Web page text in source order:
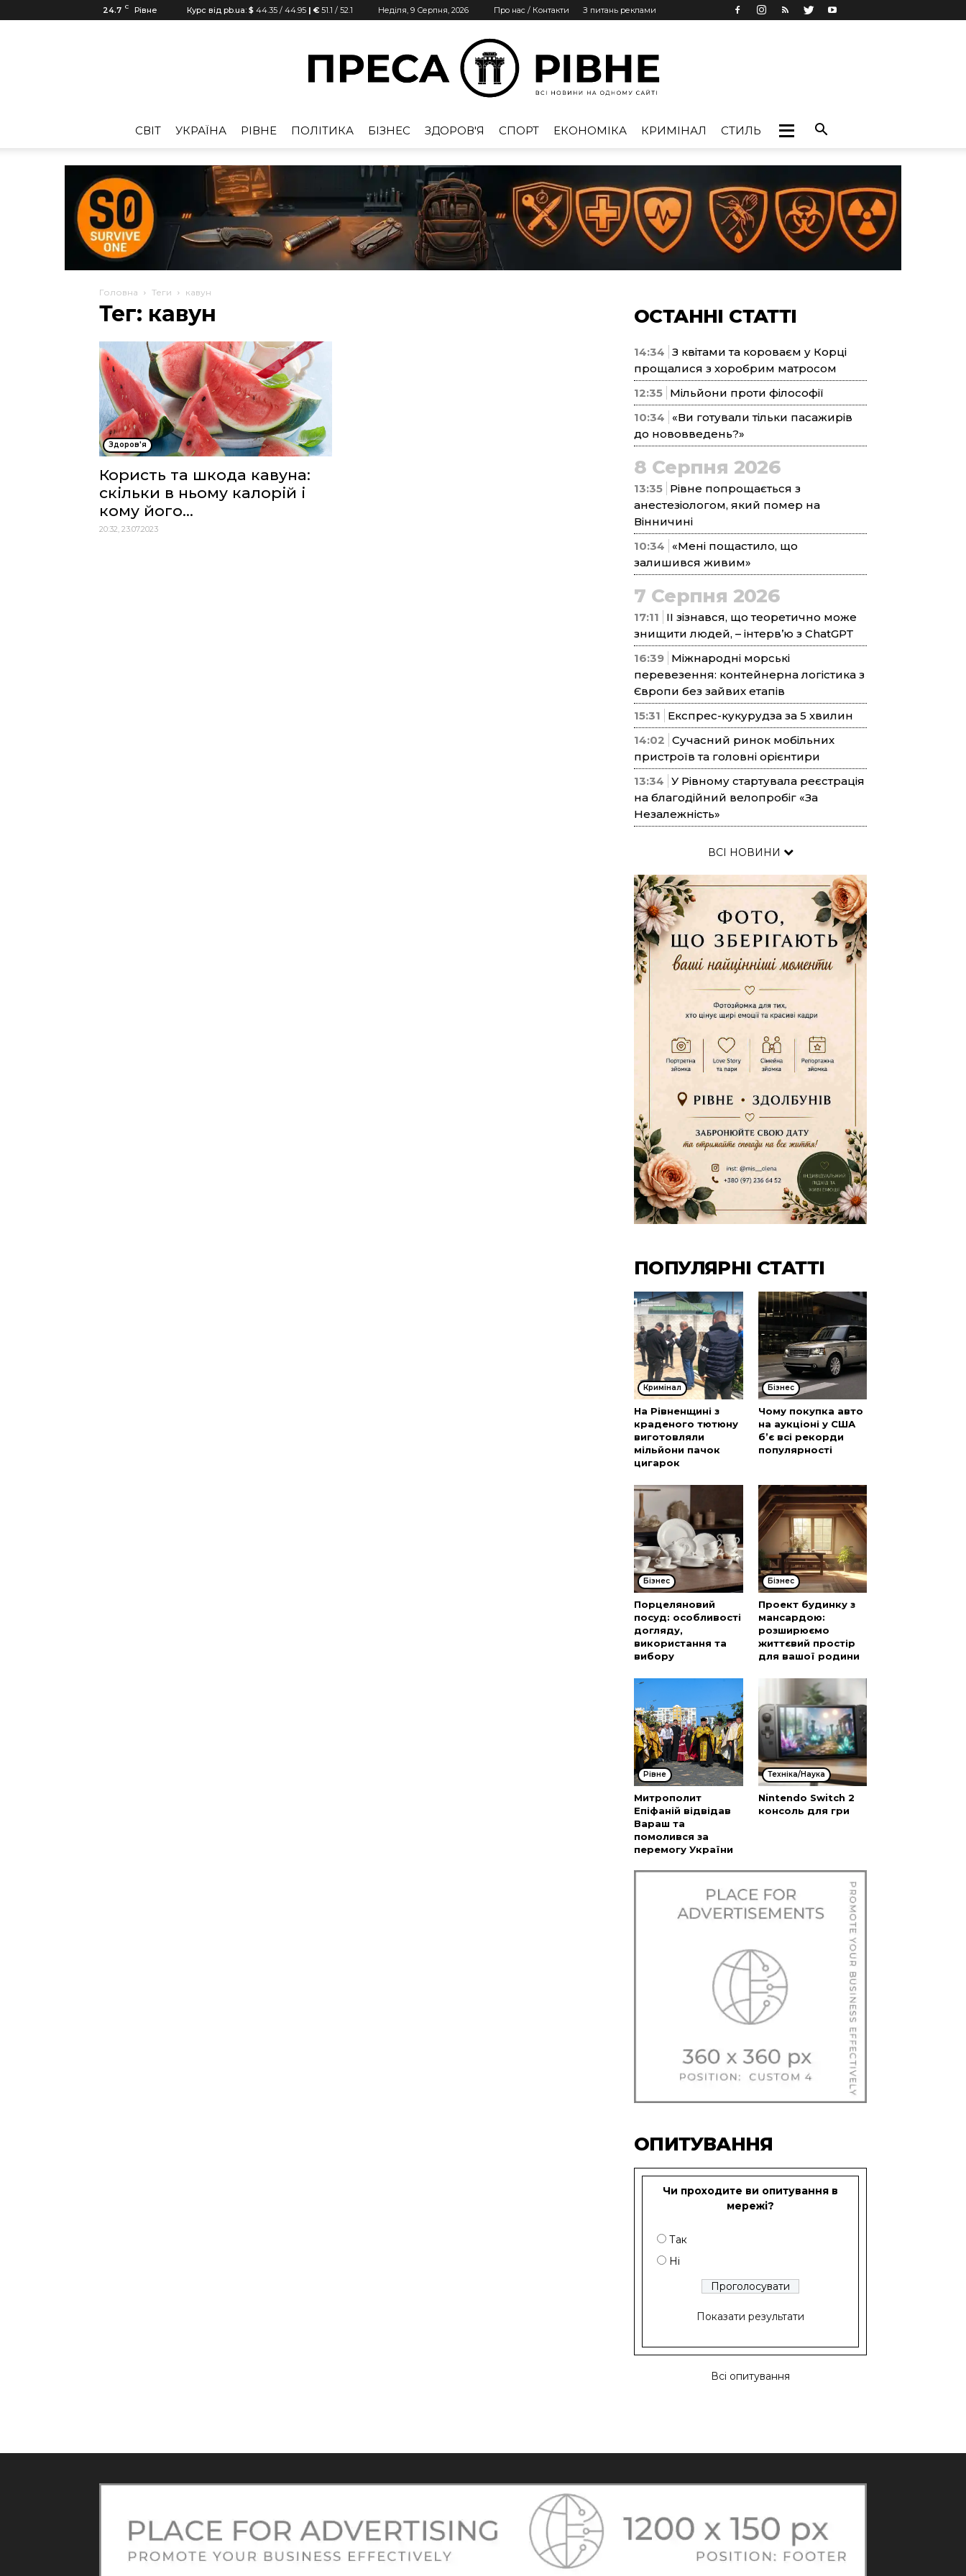
24.7 C Рівне Курс від pb.ua: $ 44.35 / 44.95 | € 51.1 / 52.1 Неділя, 9 Серпня, 2026 Про нас / Контакти З питань реклами
Рівне
CВІТ УКРАЇНА РІВНЕ ПОЛІТИКА БІЗНЕС ЗДОРОВ'Я СПОРТ ЕКОНОМІКА КРИМІНАЛ СТИЛЬ
Головна Теги кавун
Тег: кавун
Здоров'я
Користь та шкода кавуна:
скільки в ньому калорій і
кому його...
20:32, 23.07.2023
ОСТАННІ СТАТТІ
14:34 З квітами та короваєм у Корці
прощалися з хоробрим матросом
12:35 Мільйони проти філософії
10:34
«Ви готували тільки пасажирів
до нововведень?»
8 Серпня 2026
13:35 Рівне попрощається з
анестезіологом, який помер на
Вінничині
10:34
«Мені пощастило, що
залишився живим»
7 Серпня 2026
17:11
ІІ зізнався, що теоретично може
знищити людей, – інтерв’ю з ChatGPT
16:39 Міжнародні морські
перевезення: контейнерна логістика з
Європи без зайвих етапів
15:31
Експрес-кукурудза за 5 хвилин
14:02 Сучасний ринок мобільних
пристроїв та головні орієнтири
13:34 У Рівному стартувала реєстрація
на благодійний велопробіг «За
Незалежність»
ВСІ НОВИНИ
ПОПУЛЯРНІ СТАТТІ
Кримінал
На Рівненщині з
краденого тютюну
виготовляли
мільйони пачок
цигарок
Бізнес
Чому покупка авто
на аукціоні у США
б’є всі рекорди
популярності
Бізнес
Порцеляновий
посуд: особливості
догляду,
використання та
вибору
Бізнес
Проект будинку з
мансардою:
розширюємо
життєвий простір
для вашої родини
Рівне
Митрополит
Епіфаній відвідав
Вараш та
помолився за
перемогу України
Техніка/Наука
Nintendo Switch 2
консоль для гри
ОПИТУВАННЯ
Чи проходите ви опитування в
мережі?
Так
Ні
Показати результати
Всі опитування